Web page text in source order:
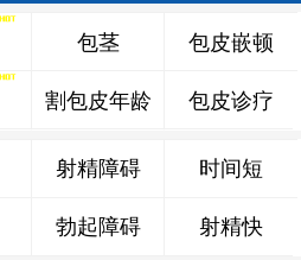
包茎
割包皮年龄
包皮嵌顿
包皮诊疗
射精障碍
勃起障碍
时间短
射精快